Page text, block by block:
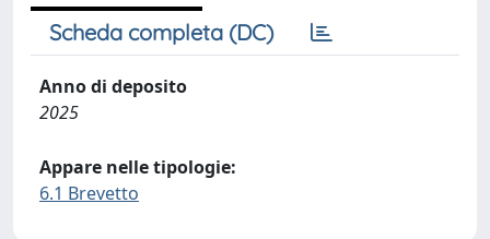
Scheda completa (DC)
Anno di deposito
2025
Appare nelle tipologie:
6.1 Brevetto